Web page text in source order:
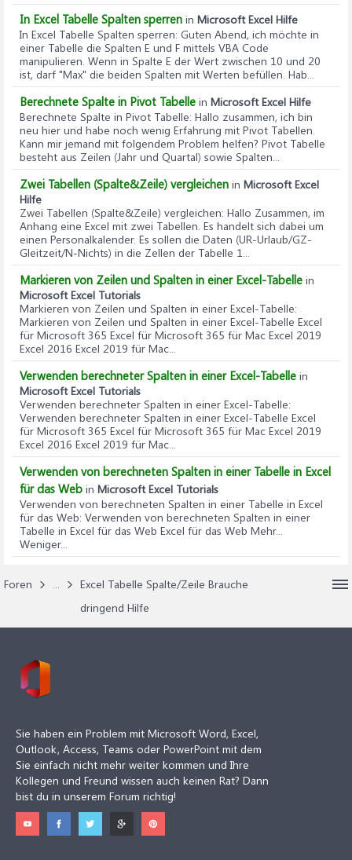
In Excel Tabelle Spalten sperren in Microsoft Excel Hilfe
In Excel Tabelle Spalten sperren: Guten Abend, ich möchte in
einer Tabelle die Spalten E und F mittels VBA Code
manipulieren. Wenn in Spalte E der Wert zwischen 10 und 20
ist, darf "Max" die beiden Spalten mit Werten befüllen. Hab...
Berechnete Spalte in Pivot Tabelle in Microsoft Excel Hilfe
Berechnete Spalte in Pivot Tabelle: Hallo zusammen, ich bin
neu hier und habe noch wenig Erfahrung mit Pivot Tabellen.
Kann mir jemand mit folgendem Problem helfen? Pivot Tabelle
besteht aus Zeilen (Jahr und Quartal) sowie Spalten...
Zwei Tabellen (Spalte&Zeile) vergleichen in Microsoft Excel
Hilfe
Zwei Tabellen (Spalte&Zeile) vergleichen: Hallo Zusammen, im
Anhang eine Excel mit zwei Tabellen. Es handelt sich dabei um
einen Personalkalender. Es sollen die Daten (UR-Urlaub/GZ-
Gleitzeit/N-Nichts) in die Zellen der Tabelle 1...
Markieren von Zeilen und Spalten in einer Excel-Tabelle in
Microsoft Excel Tutorials
Markieren von Zeilen und Spalten in einer Excel-Tabelle:
Markieren von Zeilen und Spalten in einer Excel-Tabelle Excel
für Microsoft 365 Excel für Microsoft 365 für Mac Excel 2019
Excel 2016 Excel 2019 für Mac...
Verwenden berechneter Spalten in einer Excel-Tabelle in
Microsoft Excel Tutorials
Verwenden berechneter Spalten in einer Excel-Tabelle:
Verwenden berechneter Spalten in einer Excel-Tabelle Excel
für Microsoft 365 Excel für Microsoft 365 für Mac Excel 2019
Excel 2016 Excel 2019 für Mac...
Verwenden von berechneten Spalten in einer Tabelle in Excel
für das Web in Microsoft Excel Tutorials
Verwenden von berechneten Spalten in einer Tabelle in Excel
für das Web: Verwenden von berechneten Spalten in einer
Tabelle in Excel für das Web Excel für das Web Mehr...
Weniger...
Foren ...
Excel Tabelle Spalte/Zeile Brauche
dringend Hilfe
Sie haben ein Problem mit Microsoft Word, Excel,
Outlook, Access, Teams oder PowerPoint mit dem
Sie einfach nicht mehr weiter kommen und Ihre
Kollegen und Freund wissen auch keinen Rat? Dann
bist du in unserem Forum richtig!